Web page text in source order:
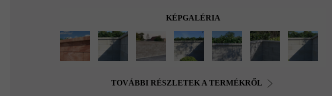
KÉPGALÉRIA
TOVÁBBI RÉSZLETEK A TERMÉKRŐL